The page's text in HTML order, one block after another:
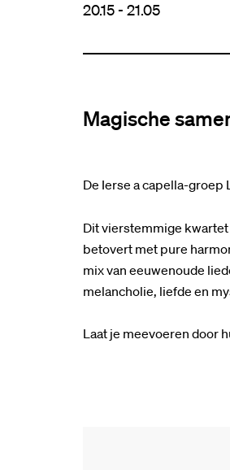
20.15 - 21.05
Magische
De Ierse a capella-
Dit vierstemmige
betovert met pure
mix van eeuwenoude
melancholie, liefde en
Laat je meevoeren door